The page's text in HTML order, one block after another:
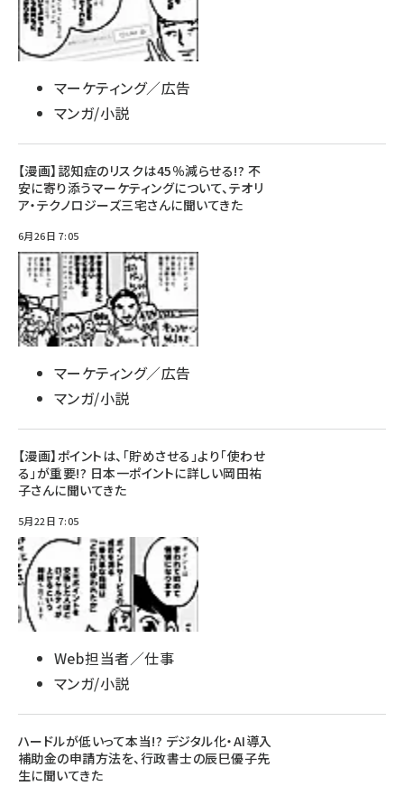
マーケティング／広告
マンガ/小説
【漫画】認知症のリスクは45％減らせる!? 不
安に寄り添うマーケティングについて、テオリ
ア・テクノロジーズ三宅さんに聞いてきた
6月26日 7:05
マーケティング／広告
マンガ/小説
【漫画】ポイントは、「貯めさせる」より「使わせ
る」が重要!? 日本一ポイントに詳しい岡田祐
子さんに聞いてきた
5月22日 7:05
Web担当者／仕事
マンガ/小説
ハードルが低いって本当!? デジタル化・AI導入
補助金の申請方法を、行政書士の辰巳優子先
生に聞いてきた